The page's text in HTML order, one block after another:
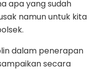
apa yang sudah
namun untuk kita
dalam penerapan
secara